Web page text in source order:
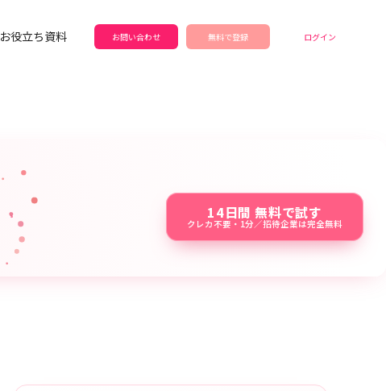
お役立ち資料 お問い合わせ 無料で登録 ログイン
14日間 無料で試す
クレカ不要・1分／招待企業は完全無料